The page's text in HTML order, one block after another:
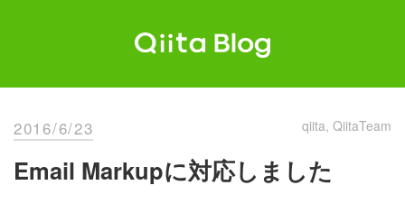
2016/6/23 qiita QiitaTeam
Email Markupに対応しました